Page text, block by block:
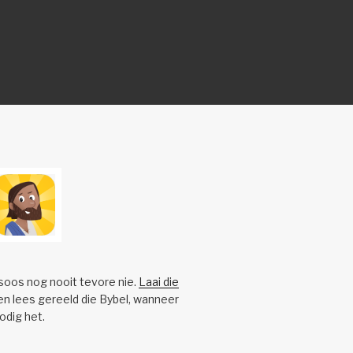
nog nooit tevore nie. Laai die
lees gereeld die Bybel, wanneer
het.